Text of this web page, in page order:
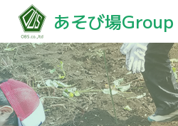
あそび場Group